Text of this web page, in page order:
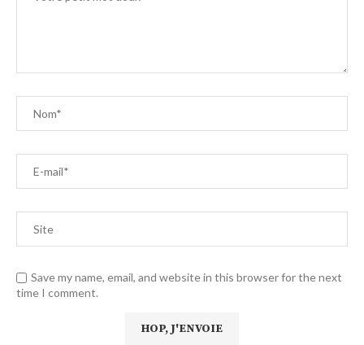
Save my name, email, and website in this browser for the next
time I comment.